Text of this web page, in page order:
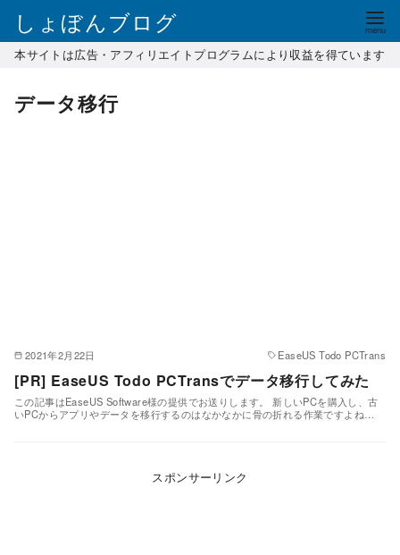
しょぼんブログ
本サイトは広告・アフィリエイトプログラムにより収益を得ています
データ移行
2021年2月22日 EaseUS Todo PCTrans
[PR] EaseUS Todo PCTransでデータ移行してみた
この記事はEaseUS Software様の提供でお送りします。 新しいPCを購入し、古
いPCからアプリやデータを移行するのはなかなかに骨の折れる作業ですよね…
スポンサーリンク